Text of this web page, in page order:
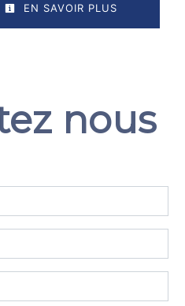
EN SAVOIR PLUS
nous